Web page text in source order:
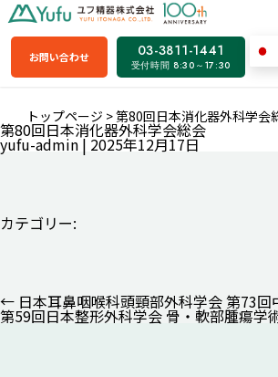
お問い合わせ 03-3811-1441
受付時間 8:30～17:30
トップページ >第80回日本消化器外科学会
第80回日本消化器外科学会総会
yufu-admin |2025年12月17日
カテゴリー:
投
稿
← 日本耳鼻咽喉科頭頸部外科学会 第73
第59回日本整形外科学会 骨・軟部腫瘍学